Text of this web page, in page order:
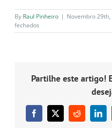
By Raul Pinheiro | Novembro 29th,
fechados
Posso
minha
E
minha
Partilhe este artigo!
Facebook
X Reddit